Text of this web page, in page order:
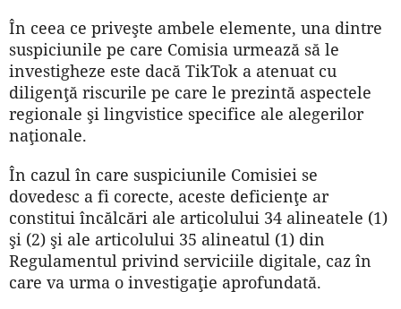
În ceea ce priveşte ambele elemente, una dintre
suspiciunile pe care Comisia urmează să le
investigheze este dacă TikTok a atenuat cu
diligenţă riscurile pe care le prezintă aspectele
regionale şi lingvistice specifice ale alegerilor
naţionale.
În cazul în care suspiciunile Comisiei se
dovedesc a fi corecte, aceste deficienţe ar
constitui încălcări ale articolului 34 alineatele (1)
şi (2) şi ale articolului 35 alineatul (1) din
Regulamentul privind serviciile digitale, caz în
care va urma o investigaţie aprofundată.